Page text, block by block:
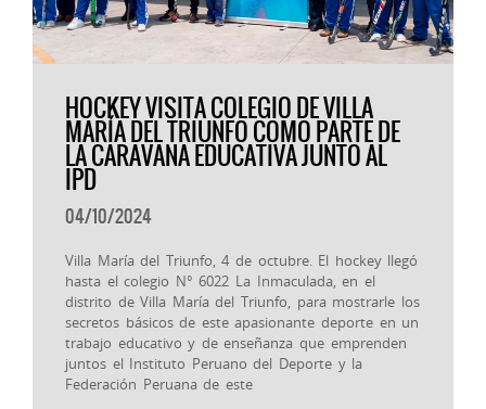
HOCKEY VISITA COLEGIO DE VILLA
MARÍA DEL TRIUNFO COMO PARTE DE
LA CARAVANA EDUCATIVA JUNTO AL
IPD
04/10/2024
Villa María del Triunfo, 4 de octubre. El hockey llegó
hasta el colegio N° 6022 La Inmaculada, en el
distrito de Villa María del Triunfo, para mostrarle los
secretos básicos de este apasionante deporte en un
trabajo educativo y de enseñanza que emprenden
juntos el Instituto Peruano del Deporte y la
Federación Peruana de este